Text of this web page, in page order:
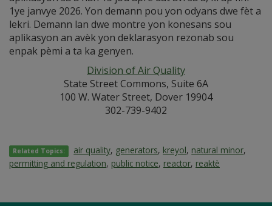
1ye janvye 2026. Yon demann pou yon odyans dwe fèt a
lekri. Demann lan dwe montre yon konesans sou
aplikasyon an avèk yon deklarasyon rezonab sou
enpak pèmi a ta ka genyen.
Division of Air Quality
State Street Commons, Suite 6A
100 W. Water Street, Dover 19904
302-739-9402
Related Topics: air quality, generators, kreyol, natural minor,
permitting and regulation, public notice, reactor, reaktè